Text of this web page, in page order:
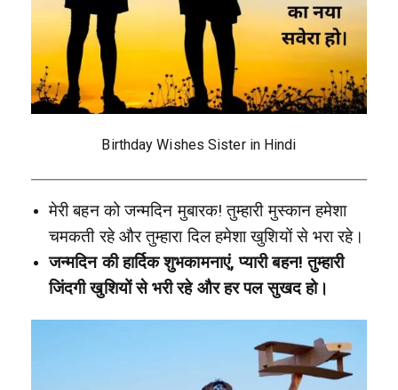
Birthday Wishes Sister in Hindi
मेरी बहन को जन्मदिन मुबारक! तुम्हारी मुस्कान हमेशा
चमकती रहे और तुम्हारा दिल हमेशा खुशियों से भरा रहे।
जन्मदिन की हार्दिक शुभकामनाएं, प्यारी बहन! तुम्हारी
जिंदगी खुशियों से भरी रहे और हर पल सुखद हो।